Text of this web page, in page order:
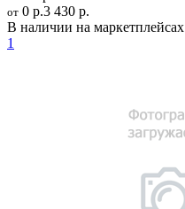
от 0 р.3 430 р.
В наличии на маркетплейсах
1